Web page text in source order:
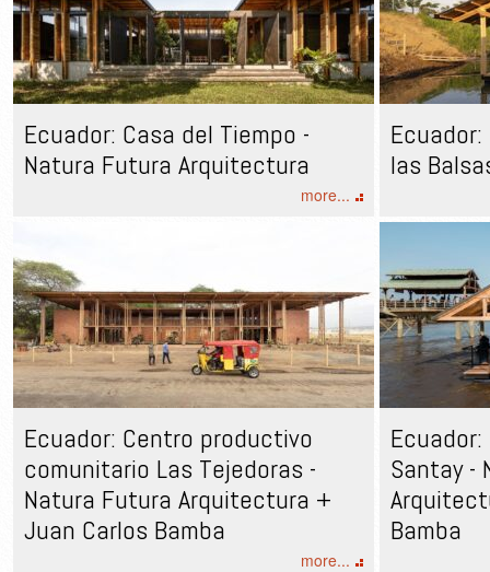
Ecuador: Casa del Tiempo -
Natura Futura Arquitectura
more...
las
Ecuador: Centro productivo
comunitario Las Tejedoras -
Natura Futura Arquitectura +
Juan Carlos Bamba
more...
Santay -
Bamba